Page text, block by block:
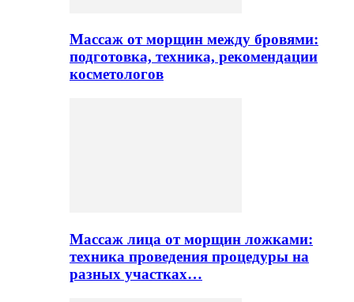
Массаж от морщин между бровями:
подготовка, техника, рекомендации
косметологов
Массаж лица от морщин ложками:
техника проведения процедуры на
разных участках…